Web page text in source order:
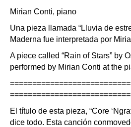
Mirian Conti, piano
Una pieza llamada “Lluvia de
Maderna fue interpretada por
A piece called “Rain of Stars” by
performed by Mirian Conti at the
El título de esta pieza, “Core
dice todo. Esta canción